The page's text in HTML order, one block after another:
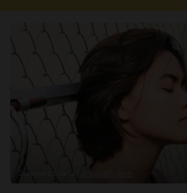
AUDIOTHEK
© Jayce Eduarte /